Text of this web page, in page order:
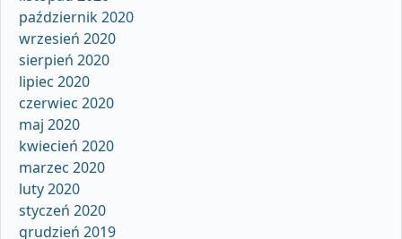
październik 2020
wrzesień 2020
sierpień 2020
lipiec 2020
czerwiec 2020
maj 2020
kwiecień 2020
marzec 2020
luty 2020
styczeń 2020
grudzień 2019